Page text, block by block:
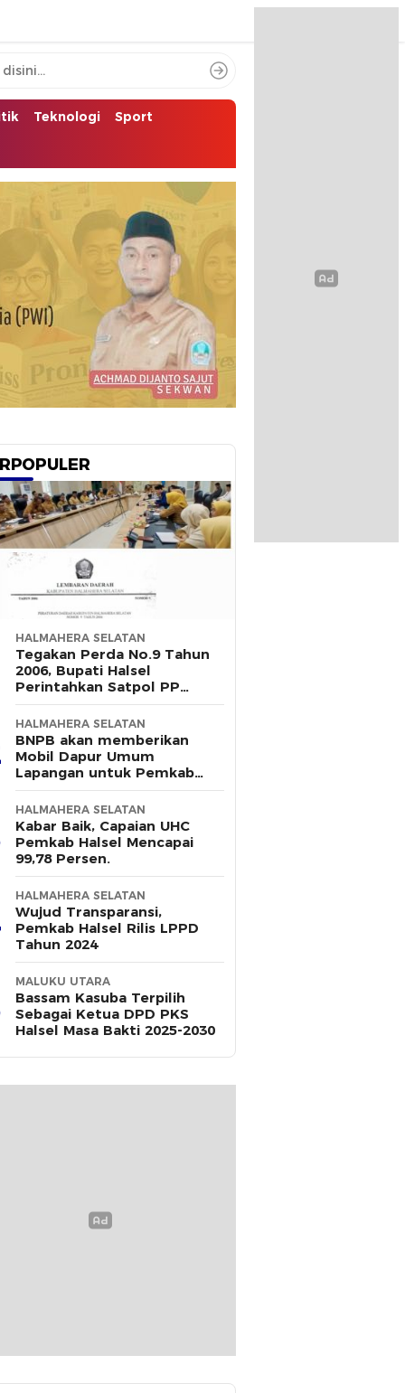
Teknologi Sport
HALMAHERA SELATAN
Tegakan Perda No.9 Tahun
2006, Bupati Halsel
Perintahkan Satpol PP
Terus Gelar Razia
HALMAHERA SELATAN
BNPB akan memberikan
Mobil Dapur Umum
Lapangan untuk Pemkab
Halsel
HALMAHERA SELATAN
Kabar Baik, Capaian UHC
Pemkab Halsel Mencapai
99,78 Persen.
HALMAHERA SELATAN
Wujud Transparansi,
Pemkab Halsel Rilis LPPD
Tahun 2024
MALUKU UTARA
Bassam Kasuba Terpilih
Sebagai Ketua DPD PKS
Halsel Masa Bakti 2025-2030